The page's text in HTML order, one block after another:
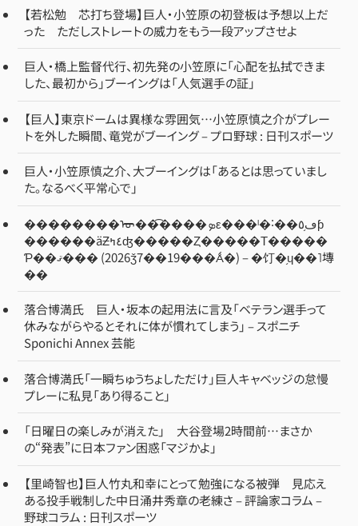
【若松勉 芯打ち登場】巨人・小笠原の初登板は予想以上だ
った ただしストレートの威力をもう一段アップさせよ
巨人・橋上監督代行、初先発の小笠原に「心配を払拭できま
した、最初から」ブーイングは「人気選手の証」
【巨人】東京ドームは異様な雰囲気…小笠原慎之介がプレー
トを外した瞬間、竜党がブーイング – プロ野球 : 日刊スポーツ
巨人・小笠原慎之介、大ブーイングは「あるとは思っていまし
た。なるべく平常心で」
��������ᡡ��͡����ܤε���ˡ�˸��ڡ֥٥ƥ
������äƵ٤ߤʤ�����Ȥ�����Τ�����
Ƥ��ޤ��� (2026ǯ7��19���Ǻ�) – �饤�֥ɥ��˥塼
��
落合博満氏 巨人・坂本の起用法に言及「ベテラン選手って
休みながらやるとそれに体が慣れてしまう」 – スポニチ
Sponichi Annex 芸能
落合博満氏「一瞬ちゅうちょしただけ」巨人キャベッジの怠慢
プレーに私見「あり得ること」
「日曜日の楽しみが消えた」 大谷登場2時間前…まさか
の“発表”に日本ファン困惑「マジかよ」
【里崎智也】巨人竹丸和幸にとって勉強になる被弾 見応え
ある投手戦制した中日涌井秀章の老練さ – 評論家コラム –
野球コラム : 日刊スポーツ